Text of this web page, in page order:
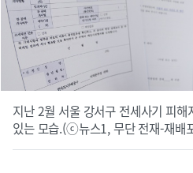
지난 2월 서울 강서구 전세사기 피
있는 모습.(ⓒ뉴스1, 무단 전재-재배